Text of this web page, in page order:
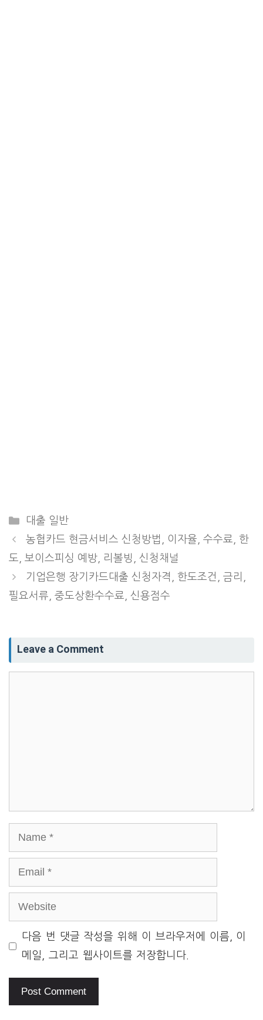
Categories
대출 일반
농협카드 현금서비스 신청방법, 이자율, 수수료, 한
도, 보이스피싱 예방, 리볼빙, 신청채널
기업은행 장기카드대출 신청자격, 한도조건, 금리,
필요서류, 중도상환수수료, 신용점수
Leave a Comment
Name
Email
Website
다음 번 댓글 작성을 위해 이 브라우저에 이름, 이
메일, 그리고 웹사이트를 저장합니다.